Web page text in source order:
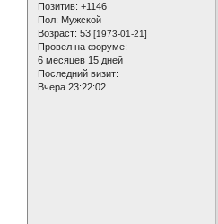
Позитив: +1146
Пол: Мужской
Возраст: 53 [1973-01-21]
Провел на форуме:
6 месяцев 15 дней
Последний визит:
Вчера 23:22:02